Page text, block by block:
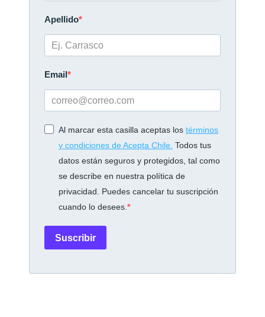
Apellido
Email
Al marcar esta casilla aceptas los términos
y condiciones de Acepta Chile. Todos tus
datos están seguros y protegidos, tal como
se describe en nuestra política de
privacidad. Puedes cancelar tu suscripción
cuando lo desees.
Suscribir